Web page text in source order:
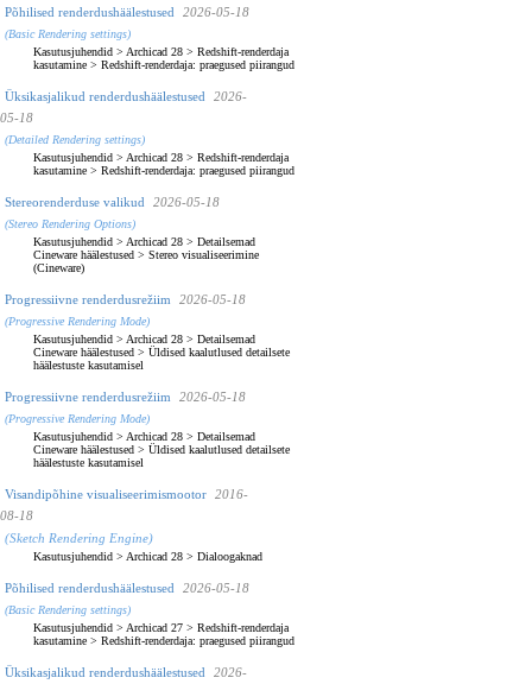
Põhilised renderdushäälestused 2026-05-18
(Basic Rendering settings)
Kasutusjuhendid > Archicad 28 > Redshift-renderdaja
kasutamine > Redshift-renderdaja: praegused piirangud
Üksikasjalikud renderdushäälestused
2026-
05-18
(Detailed Rendering settings)
Kasutusjuhendid > Archicad 28 > Redshift-renderdaja
kasutamine > Redshift-renderdaja: praegused piirangud
Stereorenderduse valikud 2026-05-18
(Stereo Rendering Options)
Kasutusjuhendid > Archicad 28 > Detailsemad
Cineware häälestused > Stereo visualiseerimine
(Cineware)
Progressiivne renderdusrežiim 2026-05-18
(Progressive Rendering Mode)
Kasutusjuhendid > Archicad 28 > Detailsemad
Cineware häälestused > Üldised kaalutlused detailsete
häälestuste kasutamisel
Progressiivne renderdusrežiim 2026-05-18
(Progressive Rendering Mode)
Kasutusjuhendid > Archicad 28 > Detailsemad
Cineware häälestused > Üldised kaalutlused detailsete
häälestuste kasutamisel
Visandipõhine visualiseerimismootor
2016-
08-18
(Sketch Rendering Engine)
Kasutusjuhendid > Archicad 28 > Dialoogaknad
Põhilised renderdushäälestused 2026-05-18
(Basic Rendering settings)
Kasutusjuhendid > Archicad 27 > Redshift-renderdaja
kasutamine > Redshift-renderdaja: praegused piirangud
Üksikasjalikud renderdushäälestused
2026-